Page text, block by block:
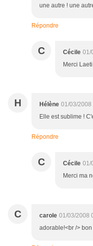
une autre ! une
Répondre
C Cécile 01/
Merci
H Hélène 01/03/2008
Elle est sublime !
Répondre
C Cécile 01/
Merci ma
C carole 01/03/2008
adorable!<br />